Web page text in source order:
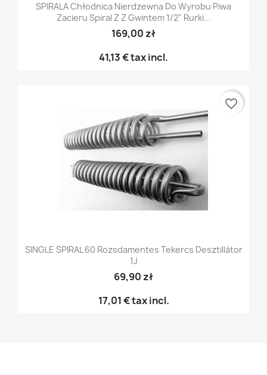
SPIRALA Chłodnica Nierdzewna Do Wyrobu Piwa
Zacieru Spiral Z Z Gwintem 1/2" Rurki...
169,00 zł
41,13 €tax incl.
SINGLE SPIRAL 60 Rozsdamentes Tekercs Desztillátor
1J
69,90 zł
17,01 €tax incl.
favorite_border